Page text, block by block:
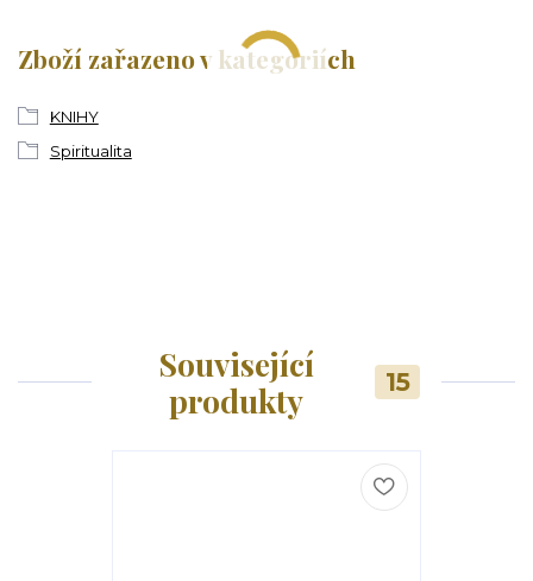
Zboží zařazeno v kategoriích
KNIHY
Spiritualita
Související
produkty
15